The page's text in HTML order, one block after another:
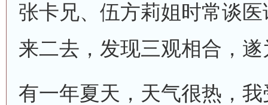
张卡兄、伍方莉姐时常谈
来二去，发现三观相合，
有一年夏天，天气很热，